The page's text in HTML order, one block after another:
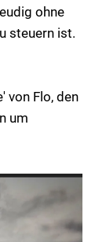
ohne
steuern ist.
von Flo, den
um